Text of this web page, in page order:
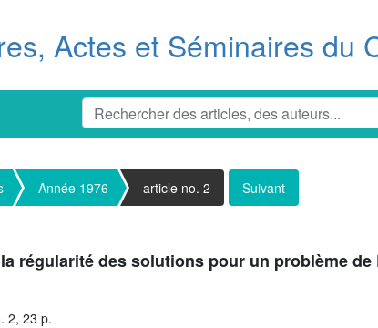
Actes et Séminaires du
Année 1976 article no. 2 Suivant
régularité des solutions pour un problème
2, 23 p.